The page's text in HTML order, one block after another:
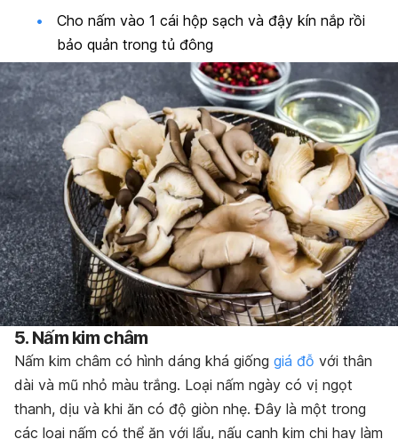
Cho nấm vào 1 cái hộp sạch và đậy kín nắp rồi
bảo quản trong tủ đông
5. Nấm kim châm
Nấm kim châm có hình dáng khá giống giá đỗ với thân
dài và mũ nhỏ màu trắng. Loại nấm ngày có vị ngọt
thanh, dịu và khi ăn có độ giòn nhẹ. Đây là một trong
các loại nấm có thể ăn với lẩu, nấu canh kim chi hay làm